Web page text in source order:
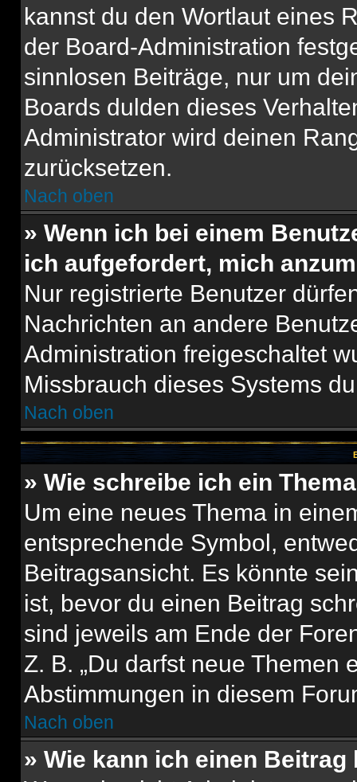
kannst du den Wortlaut eines
der Board-Administration
sinnlosen Beiträge, nur um
Boards dulden dieses
Administrator wird deinen
zurücksetzen.
Nach oben
» Wenn ich bei einem
ich aufgefordert, mich
Nur registrierte Benutzer
Nachrichten an andere
Administration freigeschaltet
Missbrauch dieses Systems
Nach oben
» Wie schreibe ich ein
Um eine neues Thema in
entsprechende Symbol,
Beitragsansicht. Es könnte
ist, bevor du einen Beitrag
sind jeweils am Ende der
Z. B. „Du darfst neue Themen
Abstimmungen in diesem
Nach oben
» Wie kann ich einen